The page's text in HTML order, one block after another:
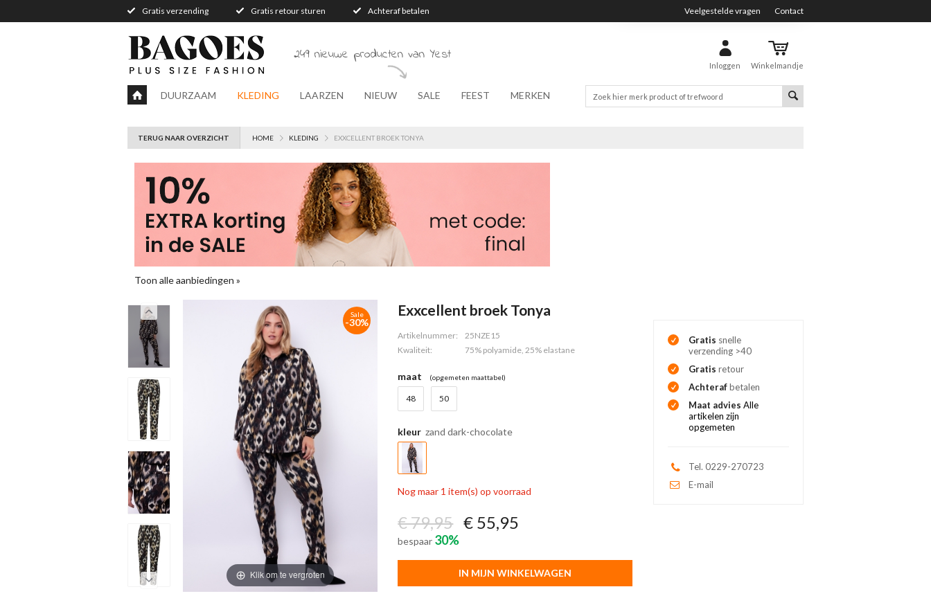
Gratis verzending Gratis retour sturen Achteraf betalen Veelgestelde vragen Contact
Inloggen Winkelmandje
249 nieuwe producten van Yest
DUURZAAM KLEDING LAARZEN NIEUW SALE FEEST MERKEN
TERUG NAAR OVERZICHT HOME KLEDING EXXCELLENT BROEK TONYA
Toon alle aanbiedingen »
Klik om te vergroten
Sale
-30%
Exxcellent broek Tonya
Artikelnummer:
25NZE15
Kwaliteit:
75% polyamide, 25% elastane
maat (opgemeten maattabel)
48 50
kleur zand dark-chocolate
Nog maar 1 item(s) op voorraad
€ 79,95 € 55,95
bespaar 30%
IN MIJN WINKELWAGEN
Gratis snelle
verzending >40
Gratis retour
Achterafbetalen
Maat adviesAlle
artikelen zijn
opgemeten
Tel. 0229-270723
E-mail